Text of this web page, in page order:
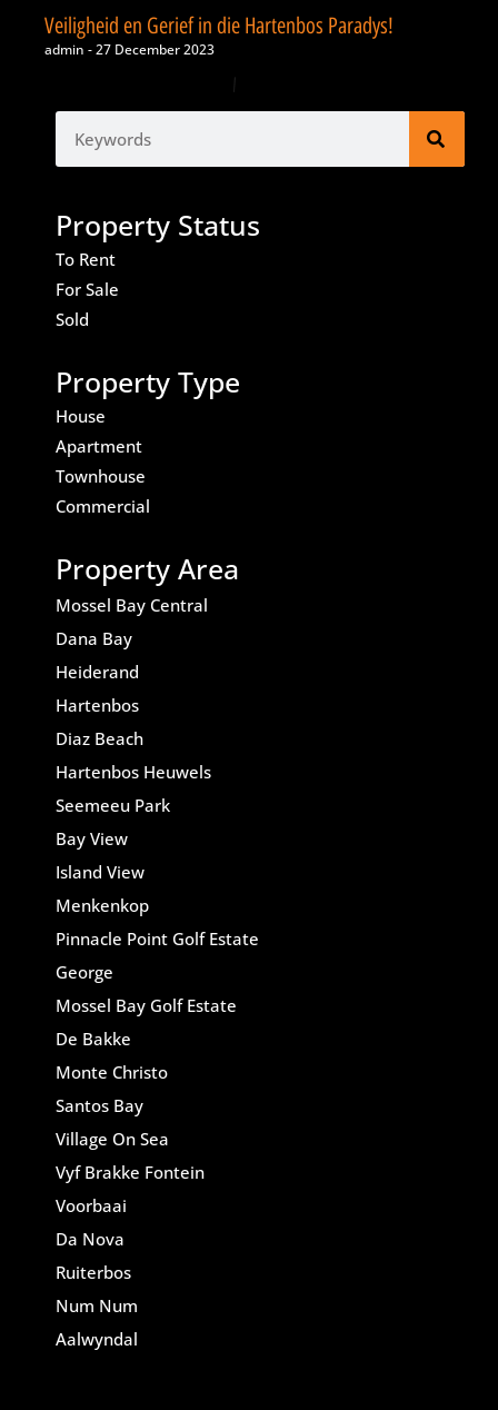
Veiligheid en Gerief in die Hartenbos Paradys!
admin 27 December 2023
1
Property Status
To Rent
For Sale
Sold
Property Type
House
Apartment
Townhouse
Commercial
Property Area
Mossel Bay Central
Dana Bay
Heiderand
Hartenbos
Diaz Beach
Hartenbos Heuwels
Seemeeu Park
Bay View
Island View
Menkenkop
Pinnacle Point Golf Estate
George
Mossel Bay Golf Estate
De Bakke
Monte Christo
Santos Bay
Village On Sea
Vyf Brakke Fontein
Voorbaai
Da Nova
Ruiterbos
Num Num
Aalwyndal